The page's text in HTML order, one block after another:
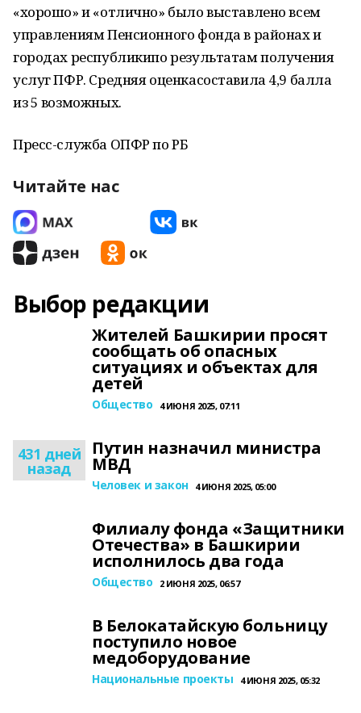
«хорошо» и «отлично» было выставлено всем
управлениям Пенсионного фонда в районах и
городах республикипо результатам получения
услуг ПФР. Средняя оценкасоставила 4,9 балла
из 5 возможных.
Пресс-служба ОПФР по РБ
Читайте нас
Выбор редакции
Жителей Башкирии просят
сообщать об опасных
ситуациях и объектах для
детей
Общество 4 ИЮНЯ 2025, 07:11
431 дней
назад
Путин назначил министра
МВД
Человек и закон 4 ИЮНЯ 2025, 05:00
Филиалу фонда «Защитники
Отечества» в Башкирии
исполнилось два года
Общество 2 ИЮНЯ 2025, 06:57
В Белокатайскую больницу
поступило новое
медоборудование
Национальные проекты 4 ИЮНЯ 2025, 05:32